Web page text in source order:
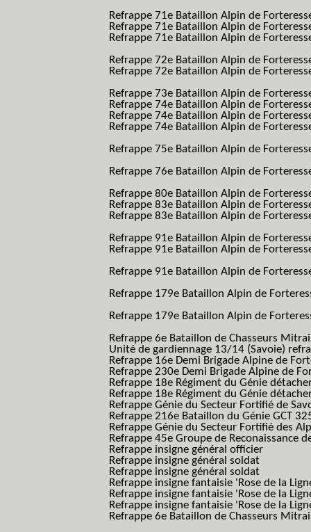
Refrappe 71e Bataillon Alpin de
Refrappe 71e Bataillon Alpin de
Refrappe 71e Bataillon Alpin de
Refrappe 72e Bataillon Alpin de
Refrappe 72e Bataillon Alpin de
Refrappe 73e Bataillon Alpin de
Refrappe 74e Bataillon Alpin de
Refrappe 74e Bataillon Alpin de
Refrappe 74e Bataillon Alpin de
Refrappe 75e Bataillon Alpin de
Refrappe 76e Bataillon Alpin de
Refrappe 80e Bataillon Alpin de
Refrappe 83e Bataillon Alpin de
Refrappe 83e Bataillon Alpin de
Refrappe 91e Bataillon Alpin de
Refrappe 91e Bataillon Alpin de
Refrappe 91e Bataillon Alpin de
Refrappe 179e Bataillon Alpin de
Refrappe 179e Bataillon Alpin de
Refrappe 6e Bataillon de Chasseurs
Unité de gardiennage 13/14 (Savoie)
Refrappe 16e Demi Brigade Alpine de
Refrappe 230e Demi Brigade Alpine de
Refrappe 18e Régiment du Génie
Refrappe 18e Régiment du Génie
Refrappe Génie du Secteur Fortifié de
Refrappe 216e Bataillon du Génie GCT
Refrappe Génie du Secteur Fortifié des
Refrappe 45e Groupe de Reconaissance
Refrappe insigne général officier
Refrappe insigne général soldat
Refrappe insigne général soldat
Refrappe insigne fantaisie 'Rose de la
Refrappe insigne fantaisie 'Rose de la
Refrappe insigne fantaisie 'Rose de la
Refrappe 6e Bataillon de Chasseurs